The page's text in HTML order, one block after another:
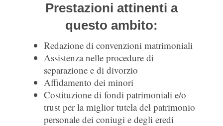
Prestazioni attinenti a
questo ambito:
Redazione di convenzioni matrimoniali
Assistenza nelle procedure di
separazione e di divorzio
Affidamento dei minori
Costituzione di fondi patrimoniali e/o
trust per la miglior tutela del patrimonio
personale dei coniugi e degli eredi